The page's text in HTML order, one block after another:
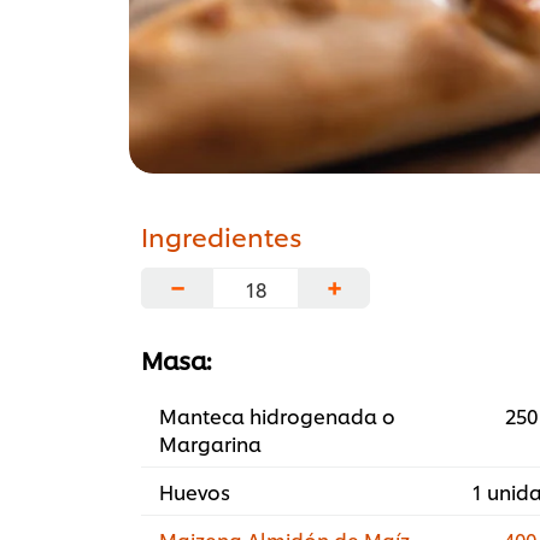
Ingredientes
−
+
Masa:
Manteca hidrogenada o
Margarina
Huevos
1